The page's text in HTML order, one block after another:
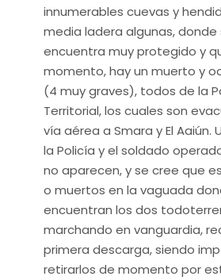
innumerables cuevas y
media ladera algunas, donde
encuentra muy protegido y
momento, hay un muerto y
(4 muy graves), todos de la
Territorial, los cuales son
vía aérea a Smara y El Aaiún.
la Policía y el soldado
no aparecen, y se cree que
o muertos en la vaguada
encuentran los dos
marchando en vanguardia,
primera descarga, siendo
retirarlos de momento por